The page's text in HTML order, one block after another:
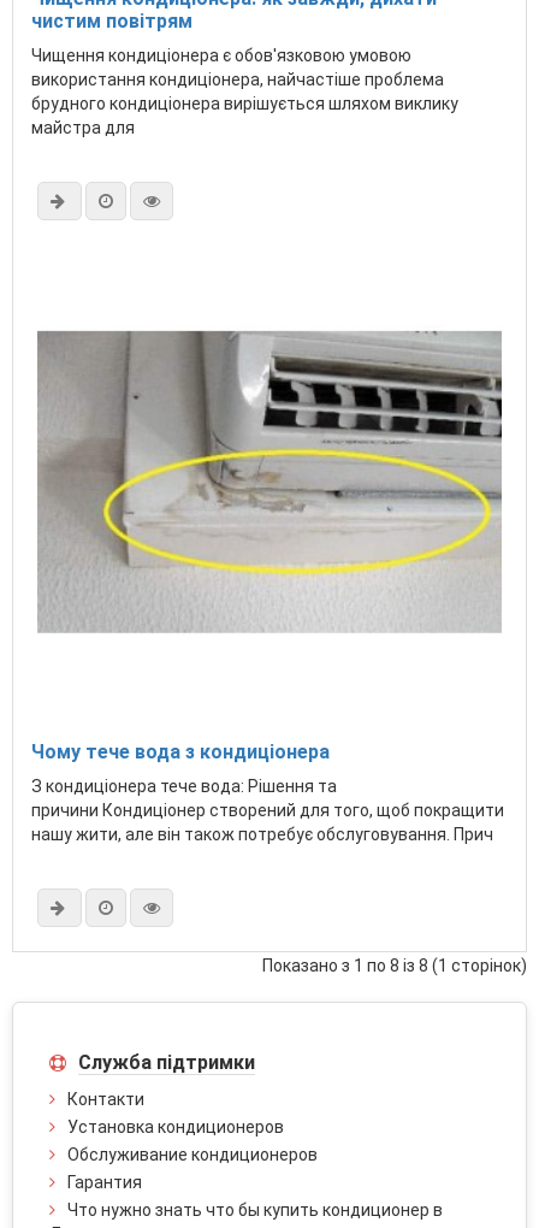
чистим повітрям
Чищення кондиціонера є обов'язковою умовою
використання кондиціонера, найчастіше проблема
брудного кондиціонера вирішується шляхом виклику
майстра для
Чому тече вода з кондиціонера
З кондиціонера тече вода: Рішення та
причини Кондиціонер створений для того, щоб покращити
нашу жити, але він також потребує обслуговування. Прич
Показано з 1 по 8 із 8 (1 сторінок)
Служба підтримки
Контакти
Установка кондиционеров
Обслуживание кондиционеров
Гарантия
Что нужно знать что бы купить кондиционер в